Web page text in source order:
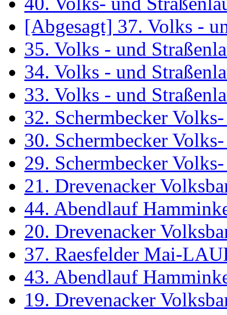
[Abgesagt] 37. Volks -
35. Volks - und
34. Volks - und
33. Volks - und
32. Schermbecker
30. Schermbecker
29. Schermbecker
21. Drevenacker
44. Abendlauf
20. Drevenacker
37. Raesfelder Mai-
43. Abendlauf
19. Drevenacker